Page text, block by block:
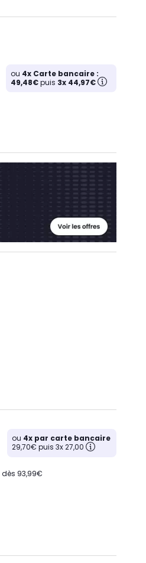
ou 4x Carte bancaire :
49,48€puis 3x 44,97€
ou 4x par carte bancaire
29,70€ puis 3x 27,00
dès 93,99€